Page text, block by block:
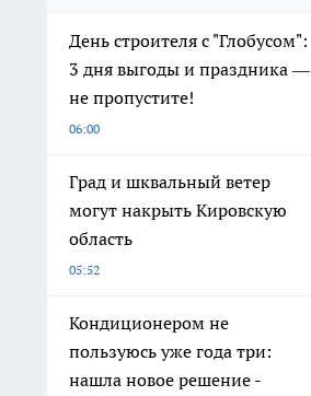
День строителя с "Глобусом":
3 дня выгоды и праздника —
не пропустите!
06:00
Град и шквальный ветер
могут накрыть Кировскую
область
05:52
Кондиционером не
пользуюсь уже года три:
нашла новое решение -